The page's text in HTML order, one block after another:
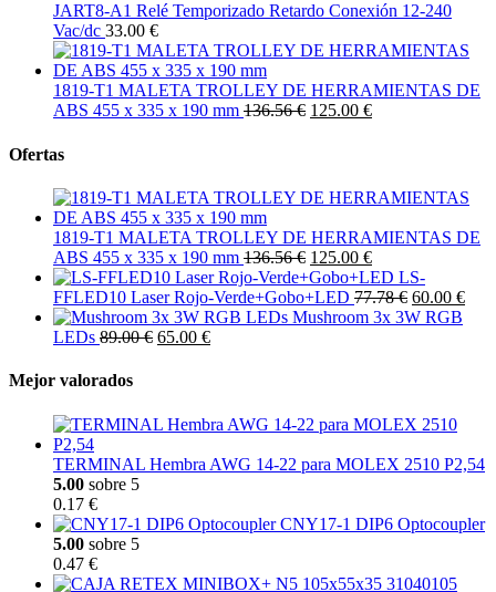
JART8-A1 Relé Temporizado Retardo Conexión 12-240
Vac/dc 33.00 €
1819-T1 MALETA TROLLEY DE HERRAMIENTAS DE
ABS 455 x 335 x 190 mm 136.56 € 125.00 €
Ofertas
1819-T1 MALETA TROLLEY DE HERRAMIENTAS DE
ABS 455 x 335 x 190 mm 136.56 € 125.00 €
LS-
FFLED10 Laser Rojo-Verde+Gobo+LED 77.78 € 60.00 €
Mushroom 3x 3W RGB
LEDs 89.00 € 65.00 €
Mejor valorados
TERMINAL Hembra AWG 14-22 para MOLEX 2510 P2,54
5.00 sobre 5
0.17 €
CNY17-1 DIP6 Optocoupler
5.00 sobre 5
0.47 €